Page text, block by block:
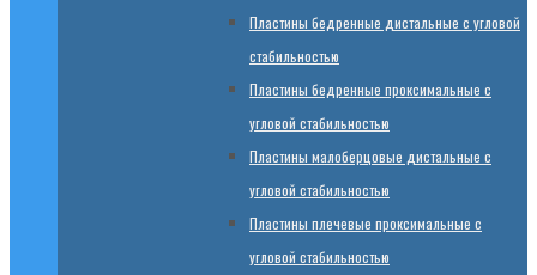
Пластины бедренные дистальные с угловой
стабильностью
Пластины бедренные проксимальные с
угловой стабильностью
Пластины малоберцовые дистальные с
угловой стабильностью
Пластины плечевые проксимальные с
угловой стабильностью